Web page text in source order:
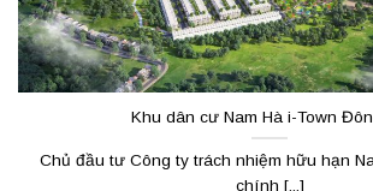
Khu dân cư Nam Hà i-Town
Chủ đầu tư Công ty trách nhiệm hữu hạn
chính [...]